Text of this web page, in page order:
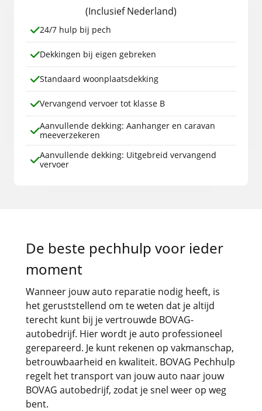
(Inclusief Nederland)
24/7 hulp bij pech
Dekkingen bij eigen gebreken
Standaard woonplaatsdekking
Vervangend vervoer tot klasse B
Aanvullende dekking: Aanhanger en caravan
meeverzekeren
Aanvullende dekking: Uitgebreid vervangend
vervoer
De beste pechhulp voor ieder
moment
Wanneer jouw auto reparatie nodig heeft, is
het geruststellend om te weten dat je altijd
terecht kunt bij je vertrouwde BOVAG-
autobedrijf. Hier wordt je auto professioneel
gerepareerd. Je kunt rekenen op vakmanschap,
betrouwbaarheid en kwaliteit. BOVAG Pechhulp
regelt het transport van jouw auto naar jouw
BOVAG autobedrijf, zodat je snel weer op weg
bent.